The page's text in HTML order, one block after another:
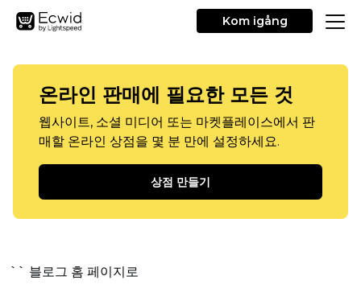
Kom igång
온라인 판매에 필요한 모든 것
웹사이트, 소셜 미디어 또는 마켓플레이스에서 판
매할 온라인 상점을 몇 분 만에 설정하세요.
상점 만들기
`` 블로그 홈 페이지로